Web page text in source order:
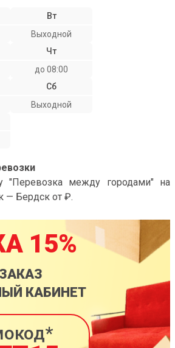
Вт
Выходной
Чт
до 08:00
Сб
Выходной
"Перевозка между городами" на
— Бердск от ₽.
15%
КАБИНЕТ